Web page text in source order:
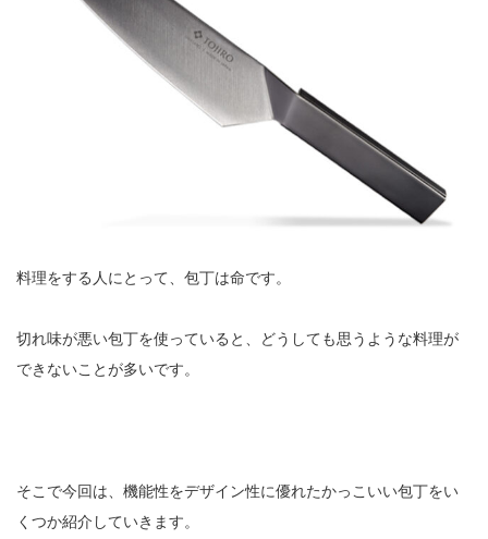
料理をする人にとって、包丁は命です。
切れ味が悪い包丁を使っていると、どうしても思うような料理が
できないことが多いです。
そこで今回は、機能性をデザイン性に優れたかっこいい包丁をい
くつか紹介していきます。